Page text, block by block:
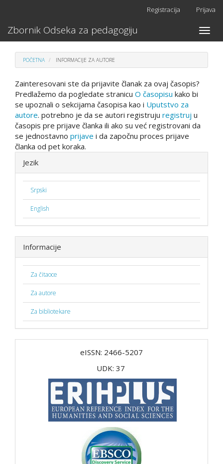
stranu
Glavna
navigacija
sadržaj
Bočna
strana
Registracija Prijava
Toggle
Zbornik Odseka za pedagogiju
POČETNA INFORMACIJE ZA AUTORE
Zainteresovani ste da prijavite članak za ovaj časopis?
Predlažemo da pogledate stranicu O časopisu kako bi
se upoznali o sekcijama časopisa kao i Uputstvo za
autore. potrebno je da se autori registruju registruj u
časopis pre prijave članka ili ako su već registrovani da
se jednostavno prijave i da započnu proces prijave
članka od pet koraka.
Jezik
Srpski
English
Informacije
Za čitaoce
Za autore
Za bibliotekare
eISSN: 2466-5207
UDK: 37